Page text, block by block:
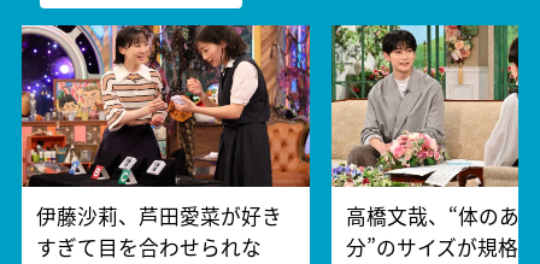
伊藤沙莉、芦田愛菜が好き
すぎて目を合わせられな
高橋文哉、“体のあ
分”のサイズが規格